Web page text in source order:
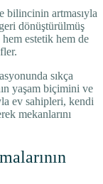
bilincinin artmasıyla
dönüştürülmüş
estetik hem de
sıkça
yaşam biçimini ve
ev sahipleri, kendi
mekanlarını